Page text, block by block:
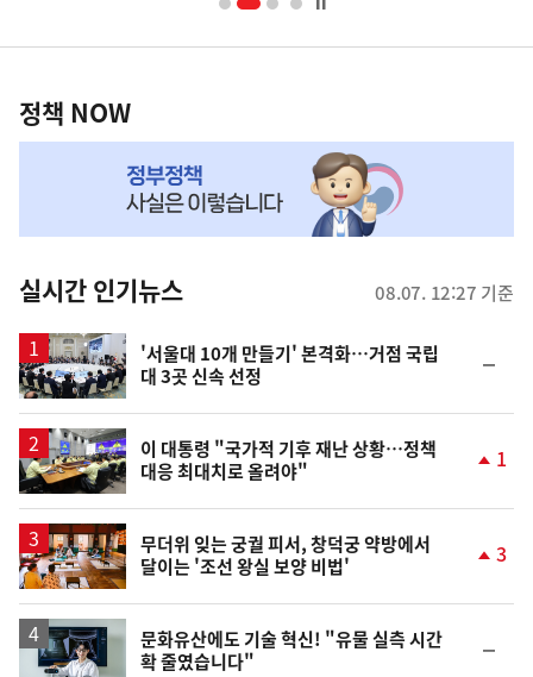
영
책
NOW,
뉴
스
정책 NOW
실시간 인기뉴스 08.07. 12:27 기준
'서울대 10개 만들기' 본격화…거점 국립
대 3곳 신속 선정
일
이 대통령 "국가적 기후 재난 상황…정책
대응 최대치로 올려야"
상
1
무더위 잊는 궁궐 피서, 창덕궁 약방에서
달이는 '조선 왕실 보양 비법'
상
3
문화유산에도 기술 혁신! "유물 실측 시간
확 줄였습니다"